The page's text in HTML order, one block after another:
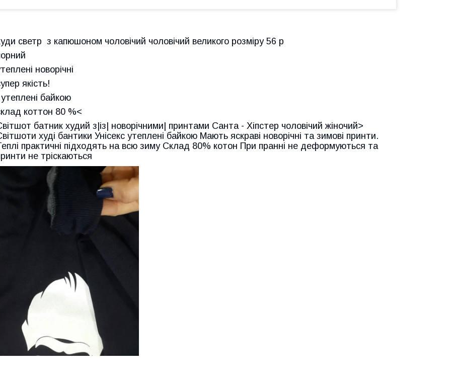
светр з капюшоном чоловічий чоловічий великого розміру 56 р
новорічні
якість!
утеплені байкою
коттон 80 %<
батник худий з|із| новорічними| принтами Санта - Хіпстер чоловічий жіночий>
худі бантики Унісекс утеплені байкою Мають яскраві новорічні та зимові принти.
практичні підходять на всю зиму Склад 80% котон При пранні не деформуються та
не тріскаються